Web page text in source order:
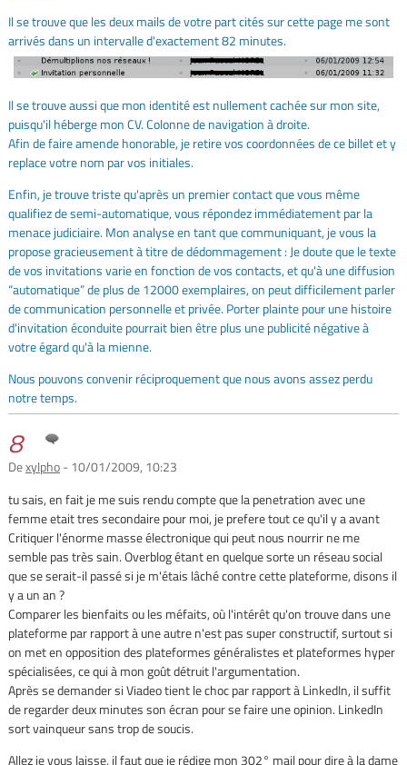
Il se trouve que les deux mails de votre part cités sur cette page me sont
arrivés dans un intervalle d'exactement 82 minutes.
Il se trouve aussi que mon identité est nullement cachée sur mon site,
puisqu'il héberge mon CV. Colonne de navigation à droite.
Afin de faire amende honorable, je retire vos coordonnées de ce billet et y
replace votre nom par vos initiales.
Enfin, je trouve triste qu'après un premier contact que vous même
qualifiez de semi-automatique, vous répondez immédiatement par la
menace judiciaire. Mon analyse en tant que communiquant, je vous la
propose gracieusement à titre de dédommagement : Je doute que le texte
de vos invitations varie en fonction de vos contacts, et qu'à une diffusion
“automatique” de plus de 12000 exemplaires, on peut difficilement parler
de communication personnelle et privée. Porter plainte pour une histoire
d'invitation éconduite pourrait bien être plus une publicité négative à
votre égard qu'à la mienne.
Nous pouvons convenir réciproquement que nous avons assez perdu
notre temps.
8
Dexylpho- 10/01/2009, 10:23
tu sais, en fait je me suis rendu compte que la penetration avec une
femme etait tres secondaire pour moi, je prefere tout ce qu'il y a avant
Critiquer l'énorme masse électronique qui peut nous nourrir ne me
semble pas très sain. Overblog étant en quelque sorte un réseau social
que se serait-il passé si je m'étais lâché contre cette plateforme, disons il
y a un an ?
Comparer les bienfaits ou les méfaits, où l'intérêt qu'on trouve dans une
plateforme par rapport à une autre n'est pas super constructif, surtout si
on met en opposition des plateformes généralistes et plateformes hyper
spécialisées, ce qui à mon goût détruit l'argumentation.
Après se demander si Viadeo tient le choc par rapport à LinkedIn, il suffit
de regarder deux minutes son écran pour se faire une opinion. LinkedIn
sort vainqueur sans trop de soucis.
Allez je vous laisse, il faut que je rédige mon 302° mail pour dire à la dame